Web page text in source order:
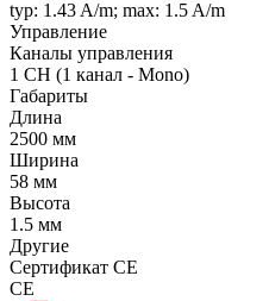
typ: 1.43 A/m; max: 1.5 A/m
Управление
Каналы управления
1 CH (1 канал - Mono)
Габариты
Длина
2500 мм
Ширина
58 мм
Высота
1.5 мм
Другие
Сертификат CE
CE